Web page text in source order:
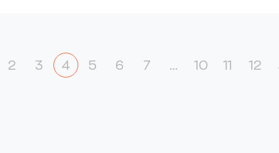
2 3 4 5 6 7 … 10 11 12